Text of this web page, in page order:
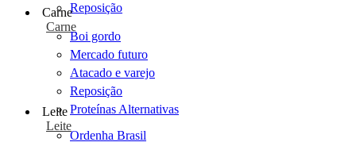
Reposição
Carne
Carne
Boi gordo
Mercado futuro
Atacado e varejo
Reposição
Proteínas Alternativas
Leite
Leite
Ordenha Brasil